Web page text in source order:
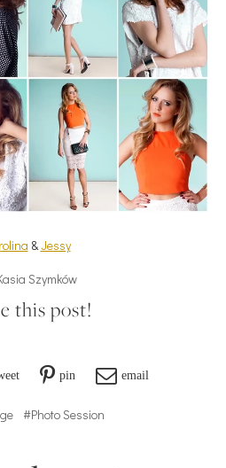
&Jessy
Szymków
this post!
pin email
#Photo Session